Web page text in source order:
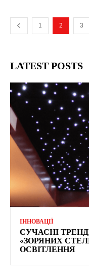
1 2 3
LATEST POSTS
ІННОВАЦІЇ
СУЧАСНІ
«ЗОРЯНИХ
ОСВІТЛЕННЯ